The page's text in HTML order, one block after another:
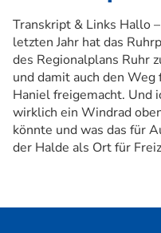
Transkript & Links Hallo
letzten Jahr hat das
des Regionalplans Ruhr
und damit auch den
Haniel freigemacht. Und
wirklich ein Windrad
könnte und was das für
der Halde als Ort für